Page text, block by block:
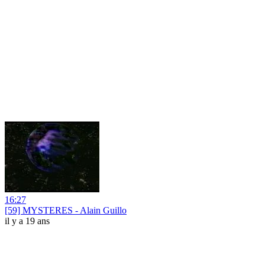
16:27
[59] MYSTERES - Alain Guillo
il y a 19 ans